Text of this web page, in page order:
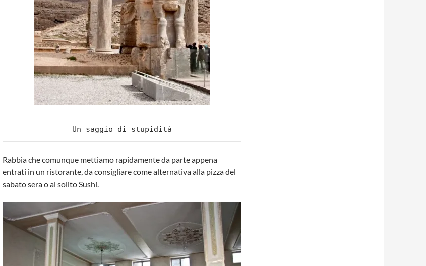
Un saggio di stupidità
Rabbia che comunque mettiamo rapidamente da parte appena
entrati in un ristorante, da consigliare come alternativa alla pizza del
sabato sera o al solito Sushi.